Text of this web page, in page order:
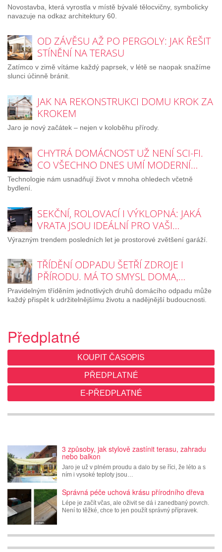
Novostavba, která vyrostla v místě bývalé tělocvičny, symbolicky
navazuje na odkaz architektury 60.
OD ZÁVĚSU AŽ PO PERGOLY: JAK ŘEŠIT
STÍNĚNÍ NA TERASU
Zatímco v zimě vítáme každý paprsek, v létě se naopak snažíme
slunci účinně bránit.
JAK NA REKONSTRUKCI DOMU KROK ZA
KROKEM
Jaro je nový začátek – nejen v koloběhu přírody.
CHYTRÁ DOMÁCNOST UŽ NENÍ SCI-FI.
CO VŠECHNO DNES UMÍ MODERNÍ…
Technologie nám usnadňují život v mnoha ohledech včetně
bydlení.
SEKČNÍ, ROLOVACÍ I VÝKLOPNÁ: JAKÁ
VRATA JSOU IDEÁLNÍ PRO VAŠI…
Výrazným trendem posledních let je prostorové zvětšení garáží.
TŘÍDĚNÍ ODPADU ŠETŘÍ ZDROJE I
PŘÍRODU. MÁ TO SMYSL DOMA,…
Pravidelným tříděním jednotlivých druhů domácího odpadu může
každý přispět k udržitelnějšímu životu a nadějnější budoucnosti.
Předplatné
KOUPIT ČASOPIS
PŘEDPLATNÉ
E-PŘEDPLATNÉ
3 způsoby, jak stylově zastínit terasu, zahradu
nebo balkon
Jaro je už v plném proudu a dalo by se říci, že léto a s
ním i vysoké teploty jsou…
Správná péče uchová krásu přírodního dřeva
Lépe je začít včas, ale oživit se dá i zanedbaný povrch.
Není to těžké, chce to jen použít správný přípravek.